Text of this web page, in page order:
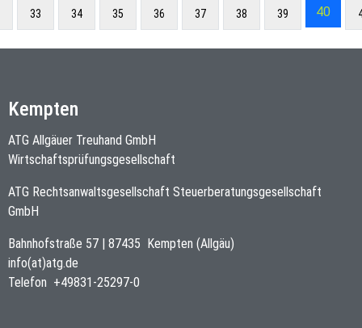
33 34 35 36 37 38 39 40
Kempten
ATG Allgäuer Treuhand GmbH
Wirtschaftsprüfungsgesellschaft
ATG Rechtsanwaltsgesellschaft Steuerberatungsgesellschaft
GmbH
Bahnhofstraße 57 87435
Kempten (Allgäu)
info(at)atg.de
Telefon +49831-25297-0